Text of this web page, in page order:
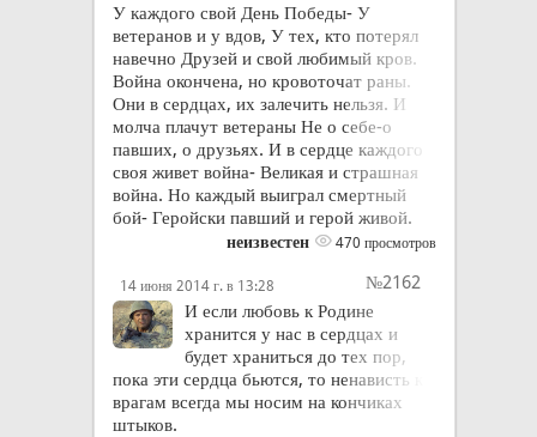
У каждого свой День Победы- У
ветеранов и у вдов, У тех, кто потерял
навечно Друзей и свой любимый кров.
Война окончена, но кровоточат раны.
Они в сердцах, их залечить нельзя. И
молча плачут ветераны Не о себе-о
павших, о друзьях. И в сердце каждого
своя живет война- Великая и страшная
война. Но каждый выиграл смертный
бой- Геройски павший и герой живой.
неизвестен 470 просмотров
14 июня 2014 г. в 13:28
№2162
И если любовь к Родине
хранится у нас в сердцах и
будет храниться до тех пор,
пока эти сердца бьются, то ненависть к
врагам всегда мы носим на кончиках
штыков.